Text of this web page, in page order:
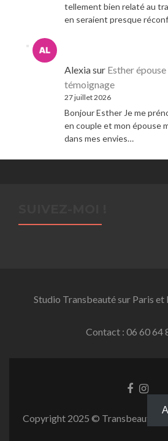
tellement bien relaté au
en seraient presque
Alexiasur Esther
témoignage
27 juillet 2026
Bonjour Esther Je me
en couple et mon épouse
dans mes envies…
Studio Transbeauté sur Paris et
Contact : 06 60 64
Facebook
Copyright 2025 © Transbeauté.fr-